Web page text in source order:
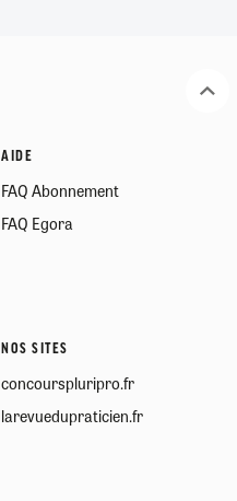
AIDE
FAQ Abonnement
FAQ Egora
NOS SITES
concourspluripro.fr
larevuedupraticien.fr